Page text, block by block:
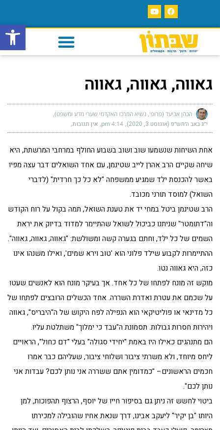
פתח
גאווה, גאווה, גאווה
הכהן אביעד (פרופ', נשיא המרכז האקדמי שערי מדע ומשפט)
י״ג באב ה׳תש״פ (אוגוסט 3, 2020) 4:14 pm אין תגובות
אחת השיחות שנשמעו שוב ושוב בשבוע החולף במרחבי המרשתת, היא
שיחה שקיים הרב אהרן לייב שטינמן, עם אחד השואלים דבר עצה מפיו
באשר להכנסת ילד שמגיע ממשפחה "לא כל כך חרדית" (לדברי
השואל) למוסד תורני מכובד.
הרב שטינמן ביטל במחי יד את טענת השואל, תמה בקול על רוח הקודש
וה"דתומטר" שניתנו כביכול לשואל שהתיימר למדוד בדיוק את יראת
השמים של כל ילד, וחתם בגערה קשה ומשולשת: "גאווה, גאווה, גאווה".
ההתיימרות לקבוע שילד פלוני הוא 'טוב וירא שמים', ואילו משנהו אינו
כזה, היא גאווה נטו.
מוקש זה מונח לפתחו של כל אחד. אך בעיקר מונח הוא לאנשים שעטו
על שכמם את עטרת ואדרת השררה. אחד הכשלים הרובצים לפתחו של
כל מדינאי או פוליטיקאי הוא הנפילה לפח היקוש של ה"היבריס", גאווה
ויהירות חסרות גבולות. תסמונת ה"עבד כי ימלוך" משתלטת עליו.
הם מתנהגים כאילו היו באמת "יחידי סגולה" בעלי "דם כחול", הראויים
ליחס מיוחד, ולא משרתי ציבור ושלוחי ציבור, שעליהם כבר אמרו
חכמים הראשונים– "כמדומין אתם ששררה אני נותן לכם? עבדות אני
נותן לכם".
ביטוי לחשש זה ניתן גם בסיפור חייו של יוסף, הרצוף תהפוכות, למן
היותו "בן יקיר" ליעקב אבינו, דרך שנאת אחיו שהובילה למכירתו